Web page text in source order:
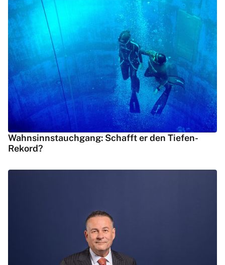
Wahnsinnstauchgang: Schafft er den Tiefen-
Rekord?